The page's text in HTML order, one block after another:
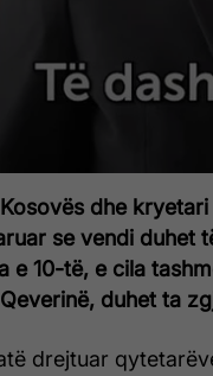
dhe
se vendi duhet
e 10-të, e cila
duhet ta
drejtuar